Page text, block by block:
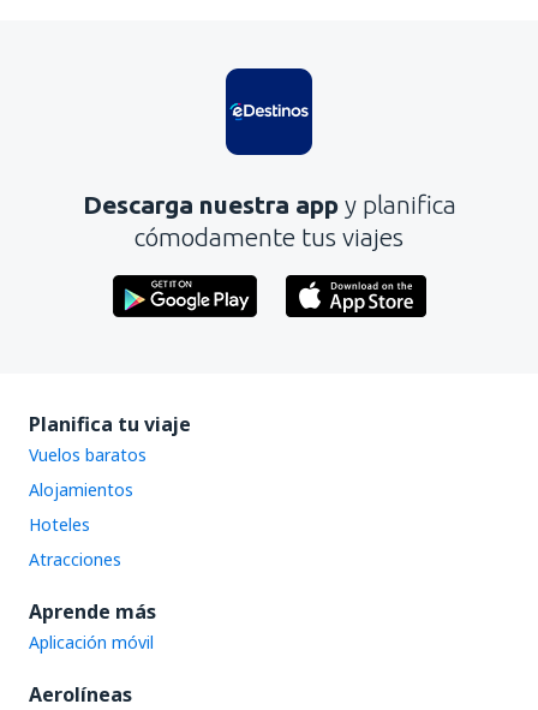
Contiene información incorrecta
No profundiza en el tema
Enviar
Descarga nuestra app y planifica
cómodamente tus viajes
Planifica tu viaje
Vuelos baratos
Alojamientos
Hoteles
Atracciones
Aprende más
Aplicación móvil
Aerolíneas